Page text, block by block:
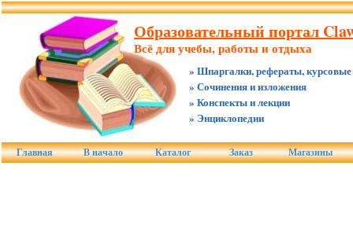
Образовательный портал
Всё для учебы, работы и отдыха
» Шпаргалки, рефераты, курсовые
» Сочинения и изложения
» Конспекты и лекции
» Энциклопедии
Главная В начало Каталог Заказ Магазины